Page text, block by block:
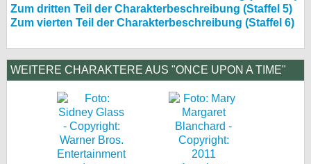
Zum dritten Teil der Charakterbeschreibung (Staffel 5)
Zum vierten Teil der Charakterbeschreibung (Staffel 6)
WEITERE CHARAKTERE AUS "ONCE UPON A TIME"